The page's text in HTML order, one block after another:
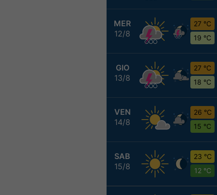
MER
12/8
27 °C
19 °C
GIO
13/8
27 °C
18 °C
VEN
14/8
26 °C
15 °C
SAB
15/8
23 °C
12 °C